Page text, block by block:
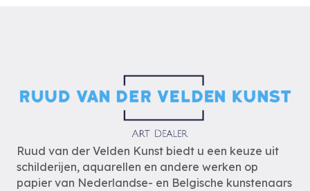
Ruud van der Velden Kunst biedt u een keuze uit
schilderijen, aquarellen en andere werken op
papier van Nederlandse- en Belgische kunstenaars